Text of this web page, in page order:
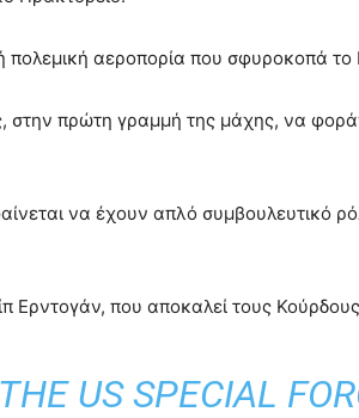
πολεμική αεροπορία που σφυροκοπά το
στην πρώτη γραμμή της μάχης, να
να έχουν απλό
που αποκαλεί τους
US SPECIAL